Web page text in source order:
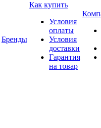
Бренды
Как купить
Условия
оплаты
Условия
доставки
Гарантия
на товар